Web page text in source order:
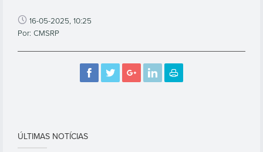
16-05-2025, 10:25
Por: CMSRP
ÚLTIMAS NOTÍCIAS